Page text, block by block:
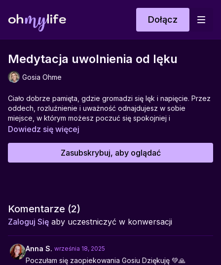
Dołącz
Medytacja uwolnienia od lęku
Gosia Ohme
Ciało dobrze pamięta, gdzie gromadzi się lęk i napięcie. Przez
oddech, rozluźnienie i uważność odnajdujesz w sobie
miejsce, w którym możesz poczuć się spokojniej i
bezpieczniej. To przestrzeń, w której nie trzeba już walczyć
odpuszczaniu napięcia, uznawaniu emocji i budowaniu
poczucia bezpieczeństwa od wewnątrz.
spokoju w ciele
Idealna do:
wieczornego wyciszenia, pracy z ciałem, pracy z oddechem,
momentów niepokoju, budowania wewnętrznego spokoju
Dowiedz się więcej
Zasubskrybuj, aby oglądać
Komentarze (2)
Zaloguj Się aby uczestniczyć w konwersacji
Anna S. września 18, 2025
Poczułam się zaopiekowania Gosiu Dziękuję 💚🙏